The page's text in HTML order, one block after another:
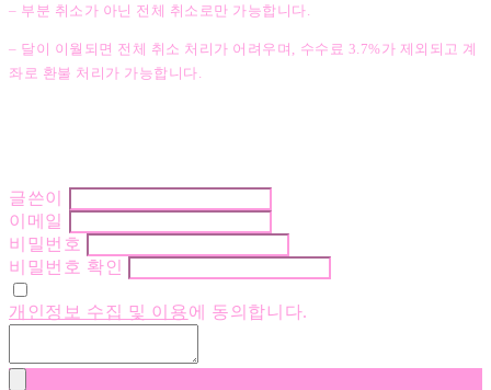
– 부분 취소가 아닌 전체 취소로만 가능합니다.
– 달이 이월되면 전체 취소 처리가 어려우며, 수수료 3.7%가 제외되고 계
좌로 환불 처리가 가능합니다.
글쓴이
이메일
비밀번호
비밀번호 확인
개인정보 수집 및 이용에 동의합니다.